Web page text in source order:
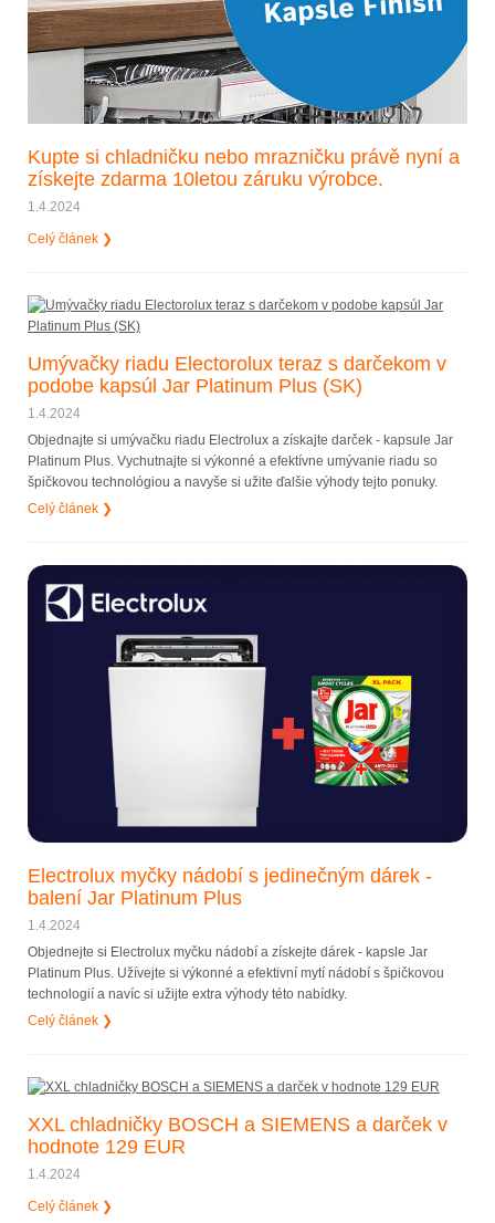
Kupte si chladničku nebo mrazničku právě nyní a
získejte zdarma 10letou záruku výrobce.
1.4.2024
Celý článek ❯
Umývačky riadu Electorolux teraz s darčekom v
podobe kapsúl Jar Platinum Plus (SK)
1.4.2024
Objednajte si umývačku riadu Electrolux a získajte darček - kapsule Jar
Platinum Plus. Vychutnajte si výkonné a efektívne umývanie riadu so
špičkovou technológiou a navyše si užite ďalšie výhody tejto ponuky.
Celý článek ❯
Electrolux myčky nádobí s jedinečným dárek -
balení Jar Platinum Plus
1.4.2024
Objednejte si Electrolux myčku nádobí a získejte dárek - kapsle Jar
Platinum Plus. Užívejte si výkonné a efektivní mytí nádobí s špičkovou
technologií a navíc si užijte extra výhody této nabídky.
Celý článek ❯
XXL chladničky BOSCH a SIEMENS a darček v
hodnote 129 EUR
1.4.2024
Celý článek ❯